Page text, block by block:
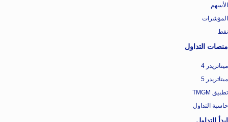
الأسهم
المؤشرات
نفط
منصات التداول
ميتاتريدر 4
ميتاتريدر 5
تطبيق TMGM
حاسبة التداول